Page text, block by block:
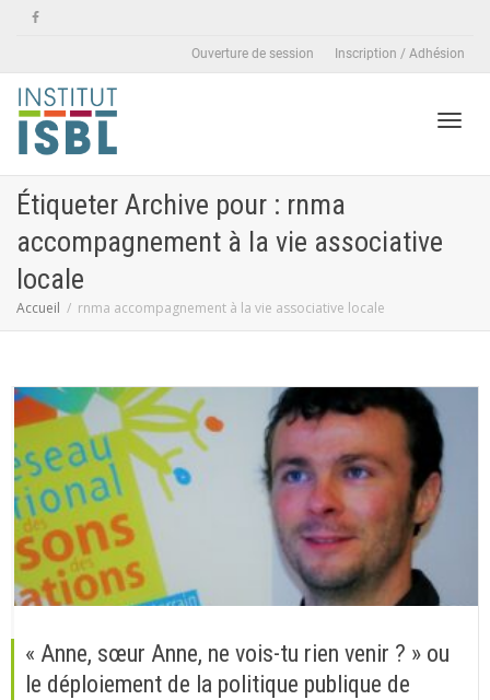
Ouverture de session Inscription / Adhésion
Étiqueter Archive pour : rnma
accompagnement à la vie associative
locale
Accueil rnma accompagnement à la vie associative locale
« Anne, sœur Anne, ne vois-tu rien venir ? » ou
le déploiement de la politique publique de